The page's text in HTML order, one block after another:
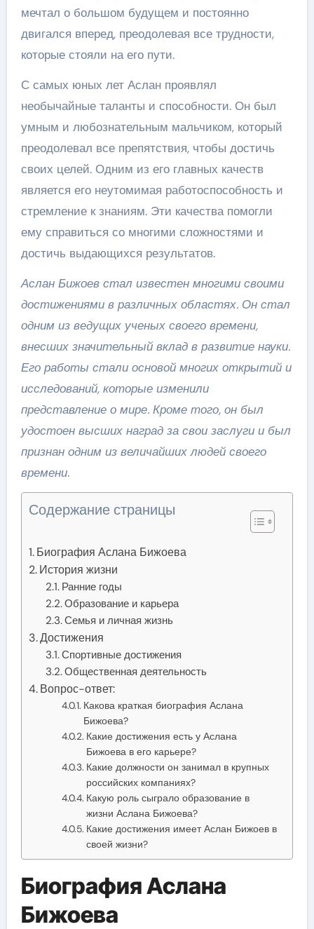
мечтал о большом будущем и постоянно
двигался вперед, преодолевая все трудности,
которые стояли на его пути.
С самых юных лет Аслан проявлял
необычайные таланты и способности. Он был
умным и любознательным мальчиком, который
преодолевал все препятствия, чтобы достичь
своих целей. Одним из его главных качеств
является его неутомимая работоспособность и
стремление к знаниям. Эти качества помогли
ему справиться со многими сложностями и
достичь выдающихся результатов.
Аслан Бижоев стал известен многими своими
достижениями в различных областях. Он стал
одним из ведущих ученых своего времени,
внесших значительный вклад в развитие науки.
Его работы стали основой многих открытий и
исследований, которые изменили
представление о мире. Кроме того, он был
удостоен высших наград за свои заслуги и был
признан одним из величайших людей своего
времени.
Содержание страницы
Биография Аслана Бижоева
История жизни
Ранние годы
Образование и карьера
Семья и личная жизнь
Достижения
Спортивные достижения
Общественная деятельность
Вопрос-ответ:
Какова краткая биография Аслана
Бижоева?
Какие достижения есть у Аслана
Бижоева в его карьере?
Какие должности он занимал в крупных
российских компаниях?
Какую роль сыграло образование в
жизни Аслана Бижоева?
Какие достижения имеет Аслан Бижоев в
своей жизни?
Биография Аслана
Бижоева